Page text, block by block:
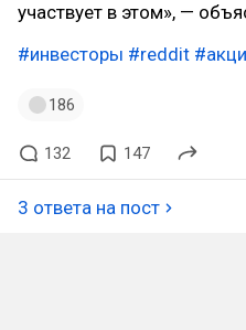
участвует в этом», —
#инвесторы #reddit
186
132 147
3 ответа на пост